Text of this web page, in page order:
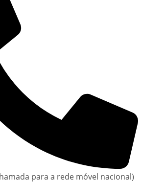
para a rede móvel nacional)